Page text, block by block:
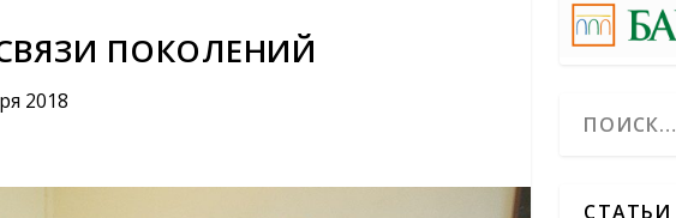
ПОКОЛЕНИЙ
2018
СТАТЬИ